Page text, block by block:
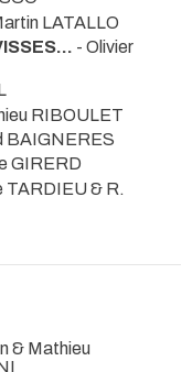
LATALLO
- Olivier
RIBOULET
BAIGNERES
GIRERD
TARDIEU & R.
& Mathieu